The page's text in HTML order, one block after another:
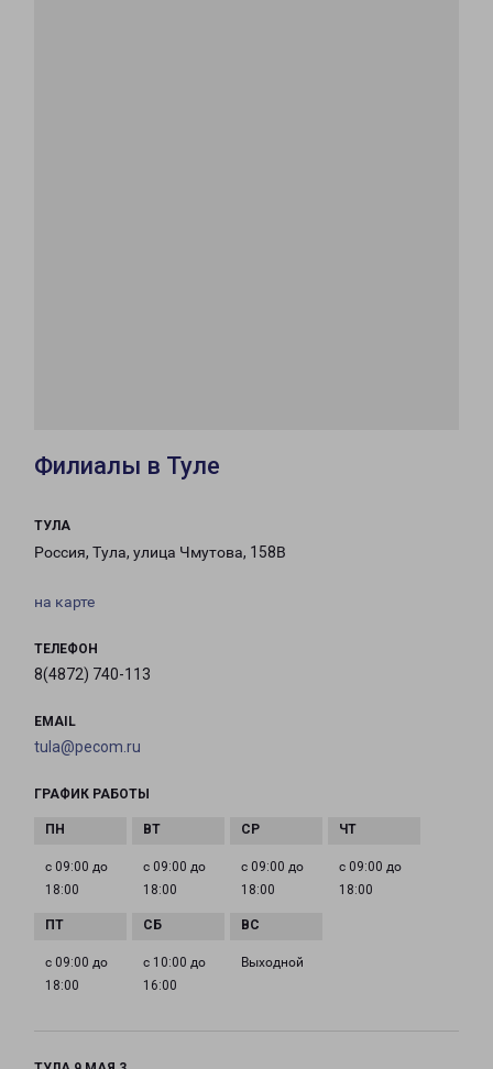
Филиалы в Туле
ТУЛА
Россия, Тула, улица Чмутова, 158В
на карте
ТЕЛЕФОН
8(4872) 740-113
EMAIL
tula@pecom.ru
ГРАФИК РАБОТЫ
с 09:00 до
18:00
с 09:00 до
18:00
с 09:00 до
18:00
с 09:00 до
18:00
с 09:00 до
18:00
с 10:00 до
16:00
Выходной